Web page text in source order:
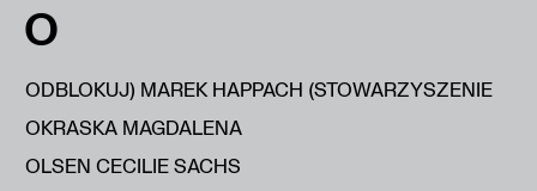
O
ODBLOKUJ) MAREK HAPPACH (STOWARZYSZENIE
OKRASKA MAGDALENA
OLSEN CECILIE SACHS